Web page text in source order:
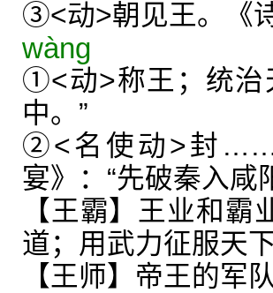
③<动>朝见王。《
wàng
①<动>称王；统治
中。”
②<名使动>封
宴》：“先破秦入咸
【王霸】王业和
道；用武力征服天
【王师】帝王的军